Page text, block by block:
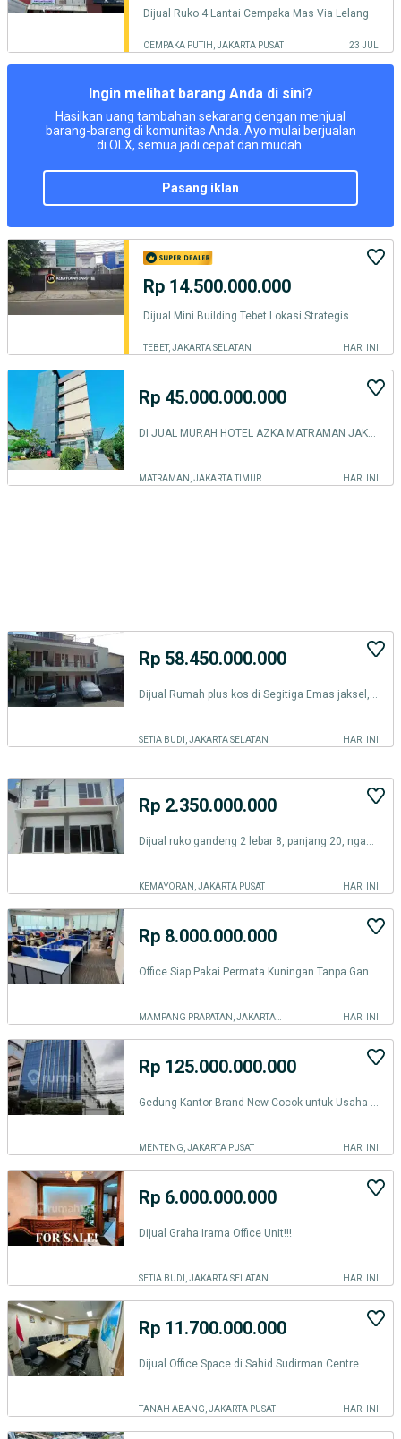
Dijual Ruko 4 Lantai Cempaka Mas Via Lelang
CEMPAKA PUTIH, JAKARTA PUSAT 23 JUL
Ingin melihat barang Anda di sini?
Hasilkan uang tambahan sekarang dengan menjual
barang-barang di komunitas Anda. Ayo mulai berjualan
di OLX, semua jadi cepat dan mudah.
pasang iklan
Rp 14.500.000.000
Dijual Mini Building Tebet Lokasi Strategis
TEBET, JAKARTA SELATAN HARI INI
Rp 45.000.000.000
MATRAMAN, JAKARTA TIMUR HARI INI
Rp 58.450.000.000
SETIA BUDI, JAKARTA SELATAN HARI INI
Rp 2.350.000.000
KEMAYORAN, JAKARTA PUSAT HARI INI
Rp 8.000.000.000
HARI INI
Rp 125.000.000.000
MENTENG, JAKARTA PUSAT HARI INI
Rp 6.000.000.000
Dijual Graha Irama Office Unit!!!
SETIA BUDI, JAKARTA SELATAN HARI INI
Rp 11.700.000.000
Dijual Office Space di Sahid Sudirman Centre
TANAH ABANG, JAKARTA PUSAT HARI INI